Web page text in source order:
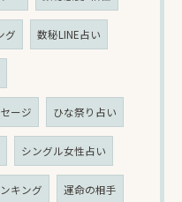
グ 数秘LINE占い
ージ ひな祭り占い
シングル女性占い
キング 運命の相手